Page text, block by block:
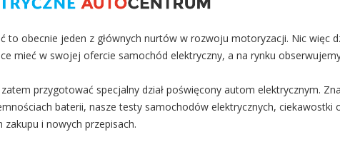
to obecnie jeden z głównych nurtów w rozwoju motoryzacji. Nic więc
mieć w swojej ofercie samochód elektryczny, a na rynku
przygotować specjalny dział poświęcony autom elektrycznym.
baterii, nasze testy samochodów elektrycznych, ciekawostki
zakupu i nowych przepisach.